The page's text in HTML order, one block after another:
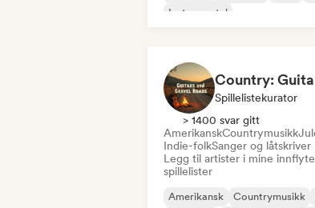
Instrumental
Spillelistekurator
> 1400 svar gitt
AmerikanskCountrymusikk
Indie-folkSanger og låtskriver
Legg til artister i mine
spillelister
Amerikansk Countrymusikk